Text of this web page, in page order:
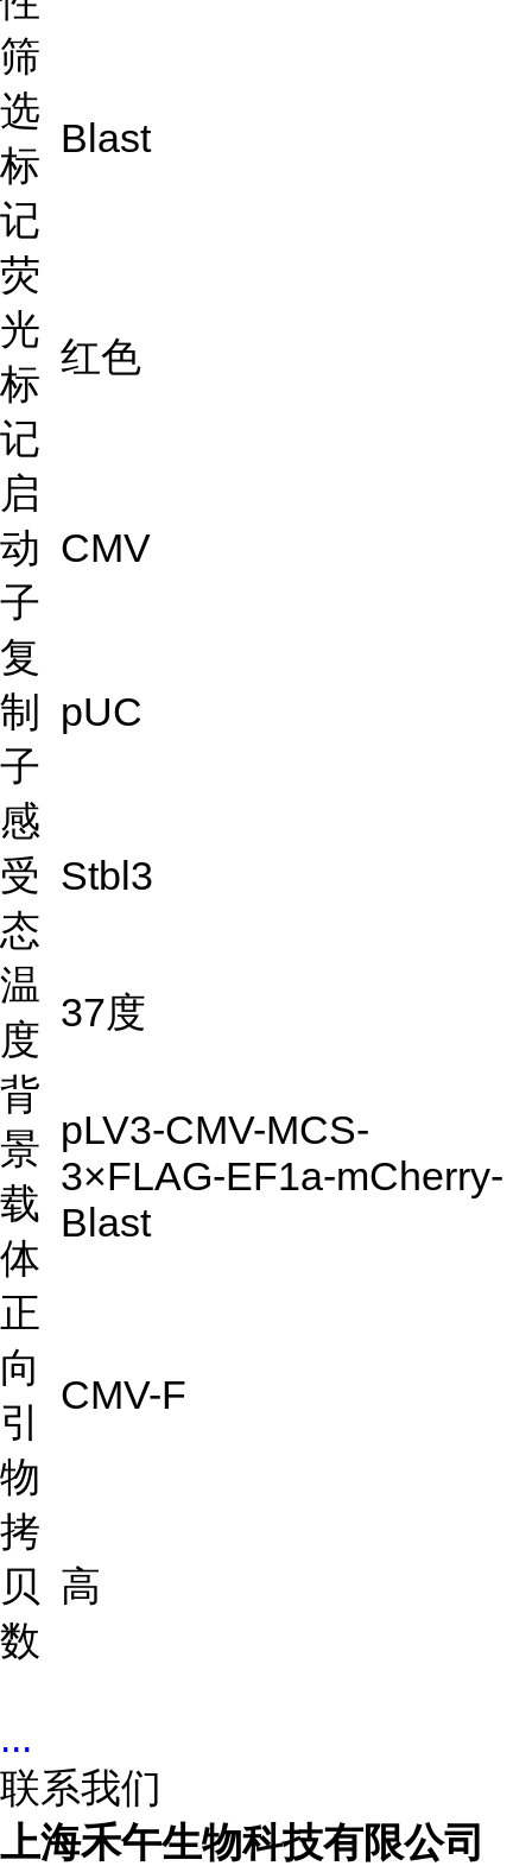
筛
选
标
记
Blast
荧
光
标
记
红色
启
动
子
CMV
复
制
子
pUC
感
受
态
Stbl3
温
度
37度
背
景
载
体
pLV3-CMV-MCS-
3×FLAG-EF1a-mCherry-
Blast
正
向
引
物
CMV-F
拷
贝
数
高
...
联系我们
上海禾午生物科技有限公司